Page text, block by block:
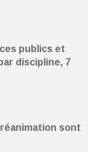
publics et
discipline, 7
sont